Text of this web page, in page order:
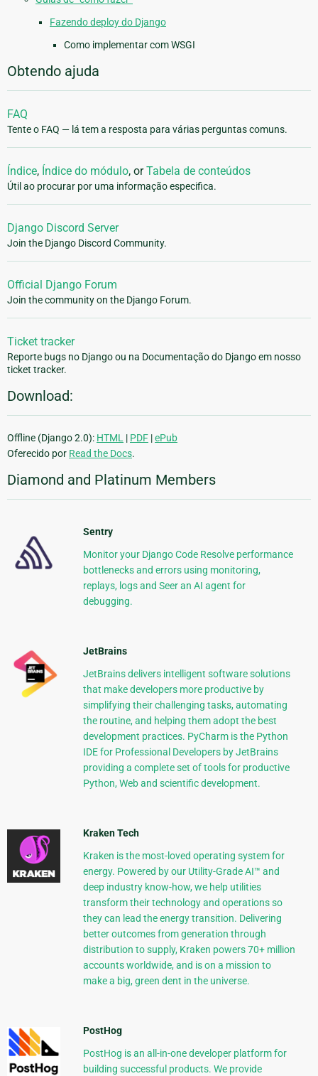
Fazendo deploy do Django
Como implementar com WSGI
Obtendo ajuda
FAQ
Tente o FAQ — lá tem a resposta para várias perguntas comuns.
Índice, Índice do módulo, orTabela de conteúdos
Útil ao procurar por uma informação especifica.
Django Discord Server
Join the Django Discord Community.
Official Django Forum
Join the community on the Django Forum.
Ticket tracker
Reporte bugs no Django ou na Documentação do Django em nosso
ticket tracker.
Download:
Offline (Django 2.0): HTML | PDF |ePub
Oferecido por Read the Docs.
Diamond and Platinum Members
Sentry
Monitor your Django Code Resolve performance
bottlenecks and errors using monitoring,
replays, logs and Seer an AI agent for
debugging.
JetBrains
JetBrains delivers intelligent software solutions
that make developers more productive by
simplifying their challenging tasks, automating
the routine, and helping them adopt the best
development practices. PyCharm is the Python
IDE for Professional Developers by JetBrains
providing a complete set of tools for productive
Python, Web and scientific development.
Kraken Tech
Kraken is the most-loved operating system for
energy. Powered by our Utility-Grade AI™ and
deep industry know-how, we help utilities
transform their technology and operations so
they can lead the energy transition. Delivering
better outcomes from generation through
distribution to supply, Kraken powers 70+ million
accounts worldwide, and is on a mission to
make a big, green dent in the universe.
PostHog
PostHog is an all-in-one developer platform for
building successful products. We provide